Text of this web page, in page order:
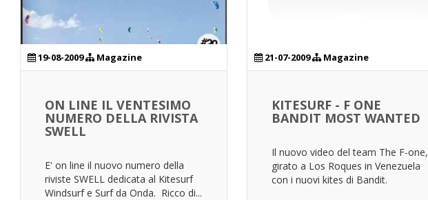
19-08-2009 Magazine
ON LINE IL VENTESIMO
NUMERO DELLA RIVISTA
SWELL
E' on line il nuovo numero della
riviste SWELL dedicata al Kitesurf
Windsurf e Surf da Onda. Ricco di...
21-07-2009 Magazine
KITESURF - F ONE
BANDIT MOST WANTED
Il nuovo video del team The F-one,
girato a Los Roques in Venezuela
con i nuovi kites di Bandit.